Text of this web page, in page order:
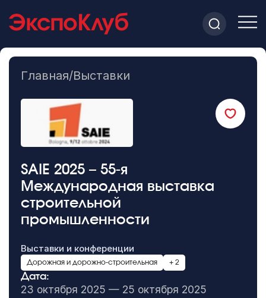
Главная/Выставки
SAIE 2025 – 55-я
Международная выставка
строительной
промышленности
Выставки и конференции
Дорожная и дорожно-строительная + 2
Дата:
23 октября 2025 — 25 октября 2025